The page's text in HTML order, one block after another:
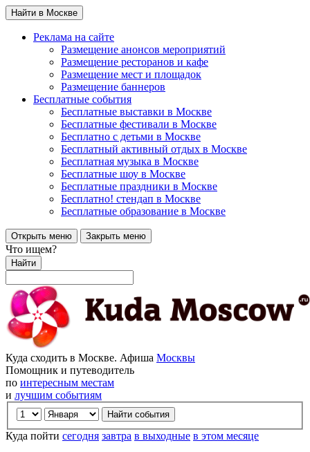
Найти в Москве
Реклама на сайте
Размещение анонсов мероприятий
Размещение ресторанов и кафе
Размещение мест и площадок
Размещение баннеров
Бесплатные события
Бесплатные выставки в Москве
Бесплатные фестивали в Москве
Бесплатно с детьми в Москве
Бесплатный активный отдых в Москве
Бесплатная музыка в Москве
Бесплатные шоу в Москве
Бесплатные праздники в Москве
Бесплатно! стендап в Москве
Бесплатные образование в Москве
Открыть меню Закрыть меню
Что ищем?
Найти
Куда сходить в Москве. Афиша Москвы
Помощник и путеводитель
по интересным местам
и лучшим событиям
Куда пойти сегодня завтра в выходные в этом месяце